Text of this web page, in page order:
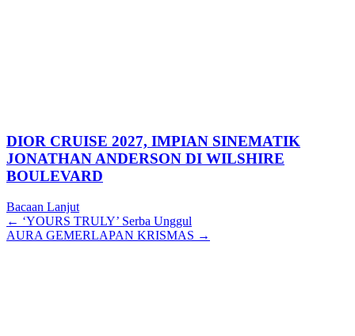
DIOR CRUISE 2027, IMPIAN SINEMATIK
JONATHAN ANDERSON DI WILSHIRE
BOULEVARD
Bacaan Lanjut
Posts
navigation
← ‘YOURS TRULY’ Serba Unggul
AURA GEMERLAPAN KRISMAS →